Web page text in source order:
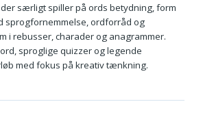
der særligt spiller på ords betydning, form
sprogfornemmelse, ordforråd og
i rebusser, charader og anagrammer.
sproglige quizzer og legende
med fokus på kreativ tænkning.